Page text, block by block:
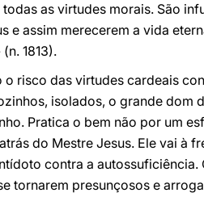
as virtudes morais. São
e assim merecerem a vida
1813).
o risco das virtudes cardeais
isolados, o grande dom
Pratica o bem não por um
do Mestre Jesus. Ele vai à
contra a autossuficiência.
tornarem presunçosos e